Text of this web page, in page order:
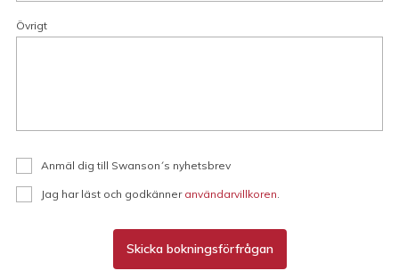
Övrigt
Anmäl dig till Swanson´s nyhetsbrev
Jag har läst och godkänner användarvillkoren.
Skicka bokningsförfrågan